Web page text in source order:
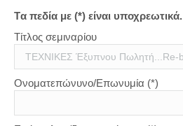
Tα πεδία με (*) είναι υποχρεωτικά.
Τίτλος σεμιναρίου
Ονοματεπώνυνο/Επωνυμία (*)